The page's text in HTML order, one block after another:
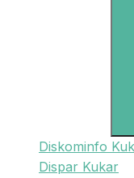
Diskominfo
Dispar Kukar